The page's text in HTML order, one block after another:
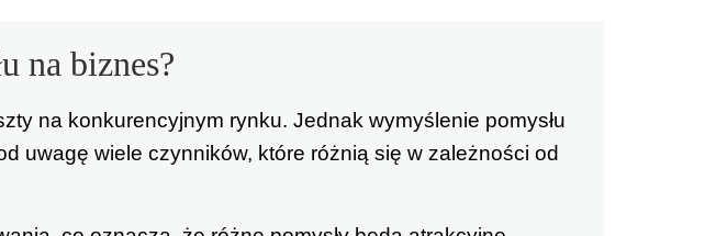
na biznes?
na konkurencyjnym rynku. Jednak wymyślenie pomysłu
uwagę wiele czynników, które różnią się w zależności od